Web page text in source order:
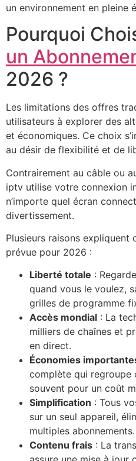
un environnement en pleine
Pourquoi
un
2026 ?
Les limitations des offres
utilisateurs à explorer des
et économiques. Ce choix
au désir de flexibilité et de
Contrairement au câble ou
iptv utilise votre connexion
n’importe quel écran
divertissement.
Plusieurs raisons
prévue pour 2026 :
Liberté totale :
quand vous le voulez,
grilles de programme
Accès mondial : La
milliers de chaînes et
en direct.
Économies
complète qui regroupe
souvent pour un coût
Simplification : Tous
sur un seul appareil,
multiples abonnements.
Contenu frais : La